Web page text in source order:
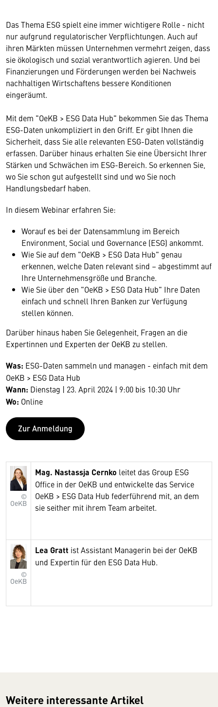
Das Thema ESG spielt eine immer wichtigere Rolle - nicht
nur aufgrund regulatorischer Verpflichtungen. Auch auf
ihren Märkten müssen Unternehmen vermehrt zeigen, dass
sie ökologisch und sozial verantwortlich agieren. Und bei
Finanzierungen und Förderungen werden bei Nachweis
nachhaltigen Wirtschaftens bessere Konditionen
eingeräumt.
Mit dem "OeKB > ESG Data Hub" bekommen Sie das Thema
ESG-Daten unkompliziert in den Griff. Er gibt Ihnen die
Sicherheit, dass Sie alle relevanten ESG-Daten vollständig
erfassen. Darüber hinaus erhalten Sie eine Übersicht Ihrer
Stärken und Schwächen im ESG-Bereich. So erkennen Sie,
wo Sie schon gut aufgestellt sind und wo Sie noch
Handlungsbedarf haben.
In diesem Webinar erfahren Sie:
Worauf es bei der Datensammlung im Bereich
Environment, Social und Governance (ESG) ankommt.
Wie Sie auf dem "OeKB > ESG Data Hub" genau
erkennen, welche Daten relevant sind – abgestimmt auf
Ihre Unternehmensgröße und Branche.
Wie Sie über den "OeKB > ESG Data Hub" Ihre Daten
einfach und schnell Ihren Banken zur Verfügung
stellen können.
Darüber hinaus haben Sie Gelegenheit, Fragen an die
Expertinnen und Experten der OeKB zu stellen.
Was: ESG-Daten sammeln und managen - einfach mit dem
OeKB > ESG Data Hub
Wann: Dienstag | 23. April 2024 | 9:00 bis 10:30 Uhr
Wo: Online
Zur Anmeldung
©
OeKB
Mag. Nastassja Cernko leitet das Group ESG
Office in der OeKB und entwickelte das Service
OeKB > ESG Data Hub federführend mit, an dem
sie seither mit ihrem Team arbeitet.
©
OeKB
Lea Gratt ist Assistant Managerin bei der OeKB
und Expertin für den ESG Data Hub.
Weitere interessante Artikel